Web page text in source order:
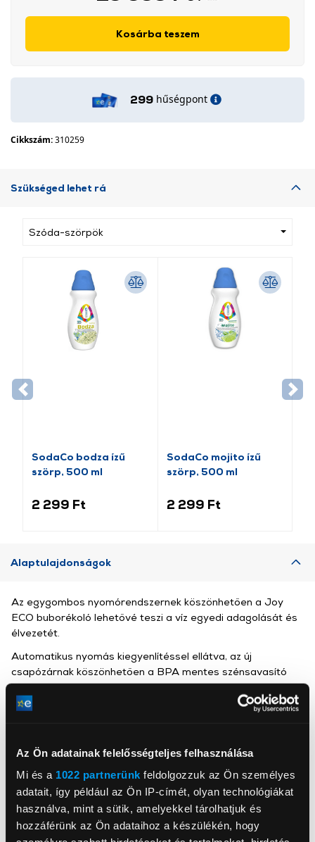
Az Ön adatainak felelősségteljes felhasználása
Mi és a 1022 partnerünk feldolgozzuk az Ön személyes
adatait, így például az Ön IP-címét, olyan technológiákat
használva, mint a sütik, amelyekkel tárolhatjuk és
hozzáférünk az Ön adataihoz a készülékén, hogy
Kosárba teszem
299 hűségpont
Cikkszám:310259
Szükséged lehet rá
Szóda-szörpök
SodaCo bodza ízű
szörp, 500 ml
2 299 Ft
SodaCo mojito ízű
szörp, 500 ml
2 299 Ft
Alaptulajdonságok
Sodapop
Az egygombos nyomórendszernek köszönhetően a Joy
ECO buborékoló lehetővé teszi a víz egyedi adagolását és
élvezetét.
Automatikus nyomás kiegyenlítéssel ellátva, az új
csapózárnak köszönhetően a BPA mentes szénsavasító
palackot csak egyszerűen a helyére kell pattintani.
1db akár 80L szódavíz elkészítésére elegendő a kezdő